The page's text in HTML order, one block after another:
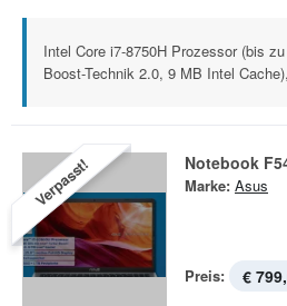
Intel Core i7-8750H Prozessor (bis
Boost-Technik 2.0, 9 MB Intel
Verpasst! Notebook
Marke: Asus
Preis: €